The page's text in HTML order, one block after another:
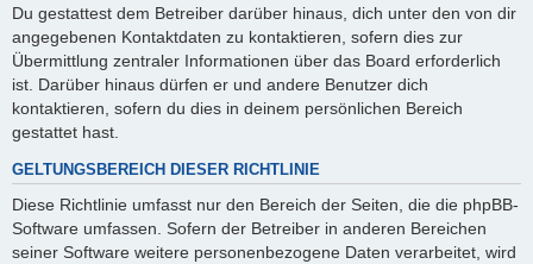
Du gestattest dem Betreiber darüber hinaus, dich unter den von dir
angegebenen Kontaktdaten zu kontaktieren, sofern dies zur
Übermittlung zentraler Informationen über das Board erforderlich
ist. Darüber hinaus dürfen er und andere Benutzer dich
kontaktieren, sofern du dies in deinem persönlichen Bereich
gestattet hast.
GELTUNGSBEREICH DIESER RICHTLINIE
Diese Richtlinie umfasst nur den Bereich der Seiten, die die phpBB-
Software umfassen. Sofern der Betreiber in anderen Bereichen
seiner Software weitere personenbezogene Daten verarbeitet, wird